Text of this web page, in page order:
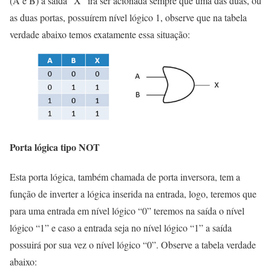
as duas portas, possuírem nível lógico 1, observe que na tabela
verdade abaixo temos exatamente essa situação:
Porta lógica tipo NOT
Esta porta lógica, também chamada de porta inversora, tem a
função de inverter a lógica inserida na entrada, logo, teremos que
para uma entrada em nível lógico “0” teremos na saída o nível
lógico “1” e caso a entrada seja no nível lógico “1” a saída
possuirá por sua vez o nível lógico “0”. Observe a tabela verdade
abaixo: